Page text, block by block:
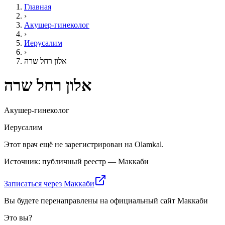
Главная
›
Акушер-гинеколог
›
Иерусалим
›
אלון רחל שרה
אלון רחל שרה
Акушер-гинеколог
Иерусалим
Этот врач ещё не зарегистрирован на Olamkal.
Источник: публичный реестр — Маккаби
Записаться через Маккаби
Вы будете перенаправлены на официальный сайт Маккаби
Это вы?